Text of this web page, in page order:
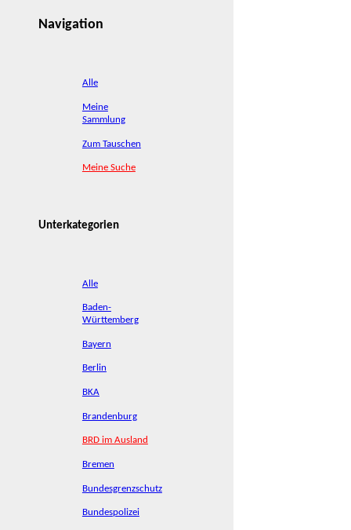
Navigation
Alle
Meine
Sammlung
Zum Tauschen
Meine Suche
Unterkategorien
Alle
Baden-
Württemberg
Bayern
Berlin
BKA
Brandenburg
BRD im Ausland
Bremen
Bundesgrenzschutz
Bundespolizei